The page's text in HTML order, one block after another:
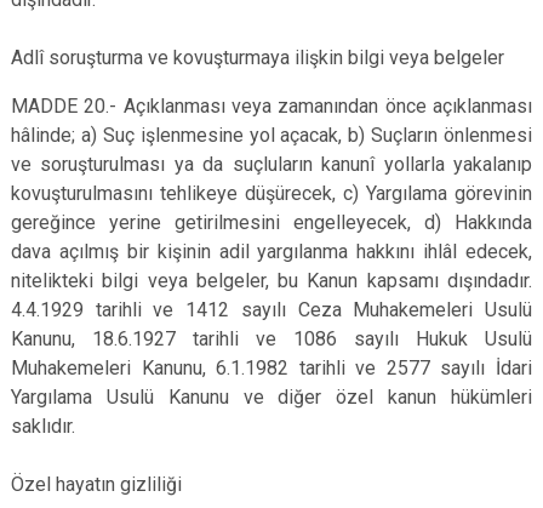
Adlî soruşturma ve kovuşturmaya ilişkin bilgi veya belgeler
MADDE 20.- Açıklanması veya zamanından önce açıklanması
hâlinde; a) Suç işlenmesine yol açacak, b) Suçların önlenmesi
ve soruşturulması ya da suçluların kanunî yollarla yakalanıp
kovuşturulmasını tehlikeye düşürecek, c) Yargılama görevinin
gereğince yerine getirilmesini engelleyecek, d) Hakkında
dava açılmış bir kişinin adil yargılanma hakkını ihlâl edecek,
nitelikteki bilgi veya belgeler, bu Kanun kapsamı dışındadır.
4.4.1929 tarihli ve 1412 sayılı Ceza Muhakemeleri Usulü
Kanunu, 18.6.1927 tarihli ve 1086 sayılı Hukuk Usulü
Muhakemeleri Kanunu, 6.1.1982 tarihli ve 2577 sayılı İdari
Yargılama Usulü Kanunu ve diğer özel kanun hükümleri
saklıdır.
Özel hayatın gizliliği